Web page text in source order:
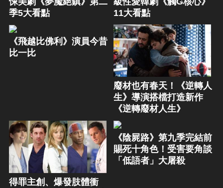
季5大看點
11大看點
《飛越比佛利》演員今昔
比一比
廢材也有春天！《逆轉人
生》導演搭檔打造新作
《逆轉廢材人生》
得罪主創、爆發肢體衝
《陰屍路》第九季完結前
賜死十角色！受害要角談
「低語者」大屠殺